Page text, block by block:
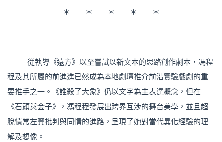
＊ ＊ ＊ ＊ ＊
從執導《遠方》以至嘗試以新文本的思路創作劇本，馮程
程及其所屬的前進進已然成為本地劇壇推介前沿實驗戲劇的重
要推手之一。《誰殺了大象》仍以文字為主表達概念，但在
《石頭與金子》，馮程程發展出跨界互涉的舞台美學，並且超
脫慣常左翼批判與同情的進路，呈現了她對當代異化經驗的理
解及想像。